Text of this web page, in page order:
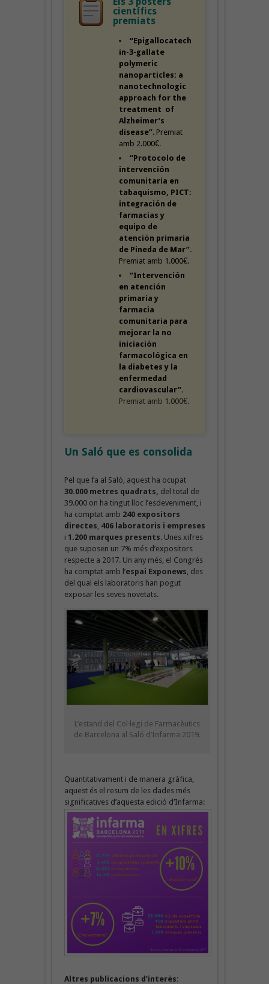
científics
premiats
“Epigallocatech
in-3-gallate
polymeric
nanoparticles: a
nanotechnologic
approach for the
treatment of
Alzheimer’s
disease”. Premiat
amb 2.000€.
“Protocolo de
intervención
comunitaria en
tabaquismo, PICT:
integración de
farmacias y
equipo de
atención primaria
de Pineda de Mar”.
Premiat amb 1.000€.
“Intervención
en atención
primaria y
farmacia
comunitaria para
mejorar la no
iniciación
farmacológica en
la diabetes y la
enfermedad
cardiovascular”.
Premiat amb 1.000€.
Un Saló que es consolida
Pel que fa al Saló, aquest ha ocupat
30.000 metres quadrats, del total de
39.000 on ha tingut lloc l’esdeveniment, i
ha comptat amb 240 expositors
directes 406 laboratoris i empreses
i 1.200 marques presents. Unes xifres
que suposen un 7% més d’expositors
respecte a 2017. Un any més, el Congrés
ha comptat amb l’espai Exponews , des
del qual els laboratoris han pogut
exposar les seves novetats.
L’estand del Col·legi de Farmacèutics
de Barcelona al Saló d’Infarma 2019.
Quantitativament i de manera gràfica,
aquest és el resum de les dades més
significatives d’aquesta edició d’Infarma:
Altres publicacions d’interès: